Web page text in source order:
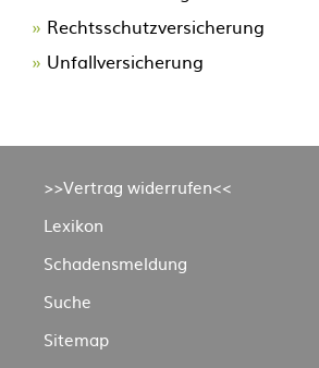
Rechtsschutzversicherung
Unfallversicherung
>>Vertrag widerrufen<<
Lexikon
Schadensmeldung
Suche
Sitemap